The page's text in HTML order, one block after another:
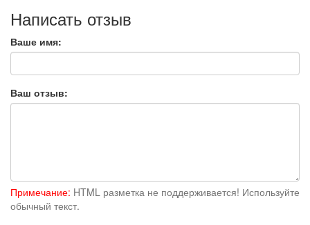
Написать отзыв
Ваше имя:
Ваш отзыв:
Примечание: HTML разметка не поддерживается! Используйте
обычный текст.